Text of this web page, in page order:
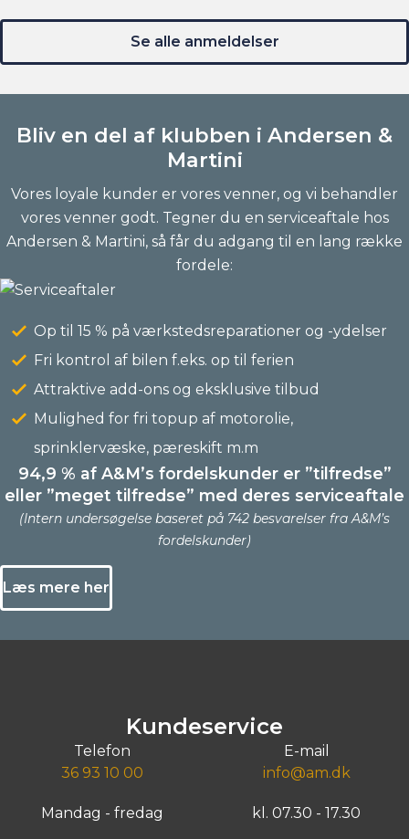
Se alle anmeldelser
Bliv en del af klubben i Andersen &
Martini
Vores loyale kunder er vores venner, og vi behandler
vores venner godt. Tegner du en serviceaftale hos
Andersen & Martini, så får du adgang til en lang række
fordele:
Op til 15 % på værkstedsreparationer og -ydelser
Fri kontrol af bilen f.eks. op til ferien
Attraktive add-ons og eksklusive tilbud
Mulighed for fri topup af motorolie,
sprinklervæske, pæreskift m.m
94,9 % af A&M’s fordelskunder er ”tilfredse”
eller ”meget tilfredse” med deres serviceaftale
(Intern undersøgelse baseret på 742 besvarelser fra A&M’s
fordelskunder)
Læs mere her
Kundeservice
Telefon
36 93 10 00
E-mail
info@am.dk
Mandag - fredag kl. 07.30 - 17.30